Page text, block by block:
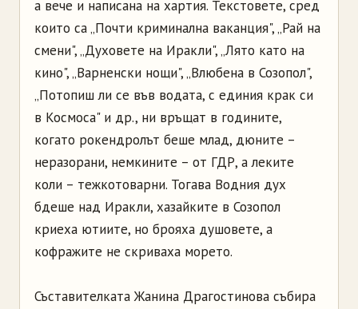
а вече и написана на хартия. Текстовете, сред
които са „Почти криминална ваканция", „Рай на
смени", „Духовете на Иракли", „Лято като на
кино", „Варненски нощи", „Влюбена в Созопол",
„Потопиш ли се във водата, с единия крак си
в Космоса" и др., ни връщат в годините,
когато рокендролът беше млад, дюните –
неразорани, немкините – от ГДР, а леките
коли – тежкотоварни. Тогава Водния дух
бдеше над Иракли, хазайките в Созопол
криеха ютиите, но брояха душовете, а
кофражите не скриваха морето.
Съставителката Жанина Драгостинова събира